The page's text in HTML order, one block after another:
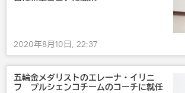
2020年8月10日, 22:37
五輪金メダリストのエレーナ・イリニ
フ プルシェンコチームのコーチに就任